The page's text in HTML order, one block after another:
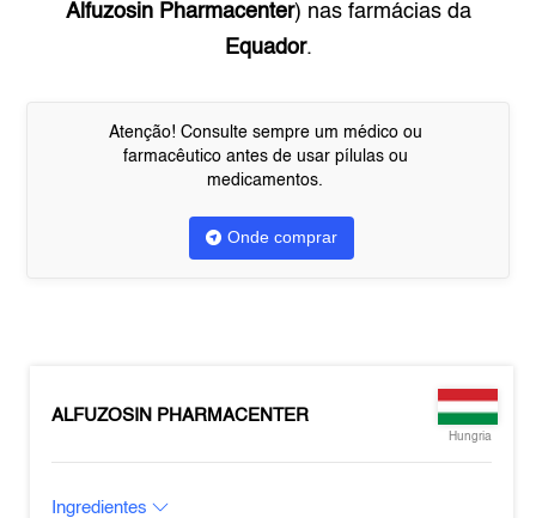
Alfuzosin Pharmacenter) nas farmácias da
Equador.
Atenção! Consulte sempre um médico ou
farmacêutico antes de usar pílulas ou
medicamentos.
Onde comprar
ALFUZOSIN PHARMACENTER
Hungria
Ingredientes